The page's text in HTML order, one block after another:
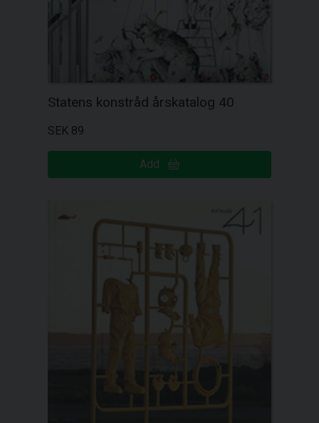
Statens konstråd årskatalog 40
SEK 89
Add